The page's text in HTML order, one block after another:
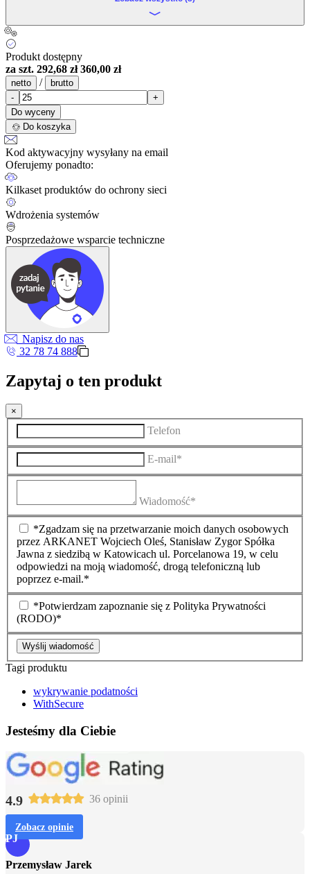
Produkt dostępny
za szt. 292,68 zł 360,00 zł
netto /
brutto
-
+
Do wyceny
Do koszyka
Kod aktywacyjny wysyłany na email
Oferujemy ponadto:
Kilkaset produktów do ochrony sieci
Wdrożenia systemów
Posprzedażowe wsparcie techniczne
Napisz do nas
32 78 74 888
Zapytaj o ten produkt
×
Telefon
E-mail*
Wiadomość*
*Zgadzam się na przetwarzanie moich danych osobowych
przez ARKANET Wojciech Oleś, Stanisław Zygor Spółka
Jawna z siedzibą w Katowicach ul. Porcelanowa 19, w celu
odpowiedzi na moją wiadomość, drogą telefoniczną lub
poprzez e-mail.*
*Potwierdzam zapoznanie się z Polityka Prywatności
(RODO)*
Wyślij wiadomość
Tagi produktu
wykrywanie podatności
WithSecure
Jesteśmy dla Ciebie
4.9 36 opinii
Zobacz opinie
PJ
Przemysław Jarek